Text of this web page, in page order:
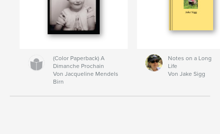
(Color Paperback) A
Dimanche Prochain
Von Jacqueline Mendels
Birn
Notes on a Long
Life
Von Jake Sigg